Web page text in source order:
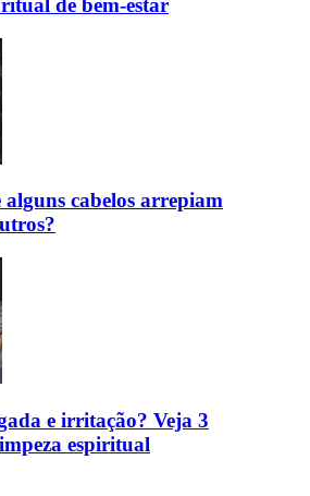
de bem-estar
cabelos arrepiam
e irritação? Veja 3
espiritual